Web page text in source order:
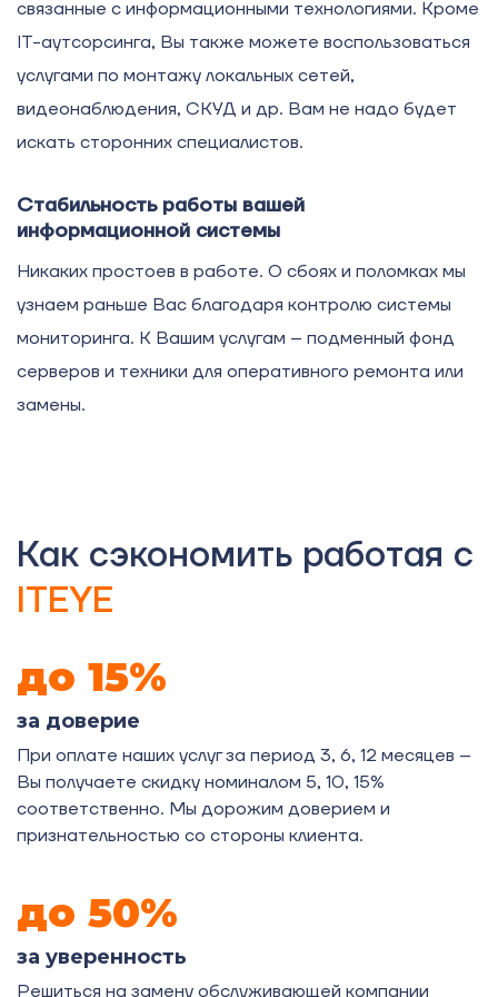
связанные с информационными технологиями. Кроме
IT-аутсорсинга, Вы также можете воспользоваться
услугами по монтажу локальных сетей,
видеонаблюдения, СКУД и др. Вам не надо будет
искать сторонних специалистов.
Стабильность работы вашей
информационной системы
Никаких простоев в работе. О сбоях и поломках мы
узнаем раньше Вас благодаря контролю системы
мониторинга. К Вашим услугам – подменный фонд
серверов и техники для оперативного ремонта или
замены.
Как сэкономить работая с
ITEYE
до 15%
за доверие
При оплате наших услуг за период 3, 6, 12 месяцев –
Вы получаете скидку номиналом 5, 10, 15%
соответственно. Мы дорожим доверием и
признательностью со стороны клиента.
до 50%
за уверенность
Решиться на замену обслуживающей компании